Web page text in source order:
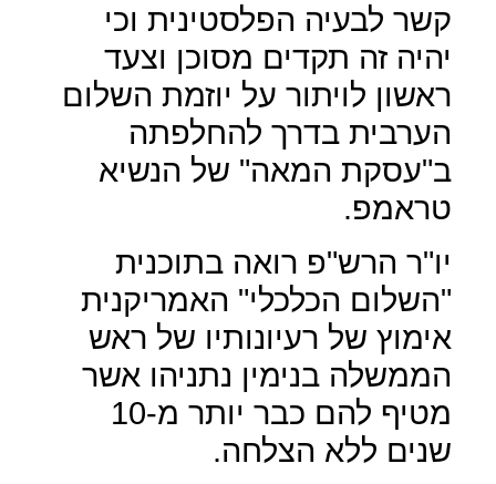
קשר לבעיה הפלסטינית וכי
יהיה זה תקדים מסוכן וצעד
ראשון לויתור על יוזמת השלום
הערבית בדרך להחלפתה
ב"עסקת המאה" של הנשיא
טראמפ.
יו"ר הרש"פ רואה בתוכנית
"השלום הכלכלי" האמריקנית
אימוץ של רעיונותיו של ראש
הממשלה בנימין נתניהו אשר
מטיף להם כבר יותר מ-10
שנים ללא הצלחה.